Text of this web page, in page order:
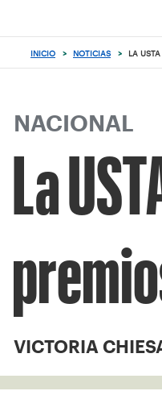
botón
principio
INICIO > NOTICIAS > LA
NACIONAL
La
VICTORIA